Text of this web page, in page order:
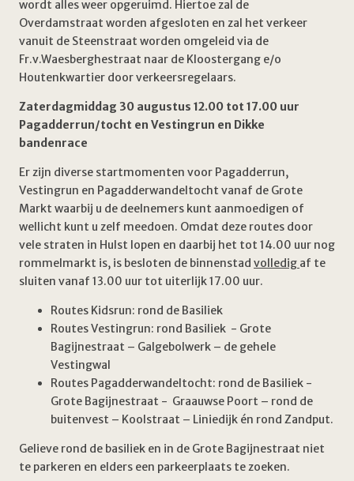
wordt alles weer opgeruimd. Hiertoe zal de
Overdamstraat worden afgesloten en zal het verkeer
vanuit de Steenstraat worden omgeleid via de
Fr.v.Waesberghestraat naar de Kloostergang e/o
Houtenkwartier door verkeersregelaars.
Zaterdagmiddag 30 augustus 12.00 tot 17.00 uur
Pagadderrun/tocht en Vestingrun en Dikke
bandenrace
Er zijn diverse startmomenten voor Pagadderrun,
Vestingrun en Pagadderwandeltocht vanaf de Grote
Markt waarbij u de deelnemers kunt aanmoedigen of
wellicht kunt u zelf meedoen. Omdat deze routes door
vele straten in Hulst lopen en daarbij het tot 14.00 uur nog
rommelmarkt is, is besloten de binnenstad volledig af te
sluiten vanaf 13.00 uur tot uiterlijk 17.00 uur.
Routes Kidsrun: rond de Basiliek
Routes Vestingrun: rond Basiliek - Grote
Bagijnestraat – Galgebolwerk – de gehele
Vestingwal
Routes Pagadderwandeltocht: rond de Basiliek -
Grote Bagijnestraat - Graauwse Poort – rond de
buitenvest – Koolstraat – Liniedijk én rond Zandput.
Gelieve rond de basiliek en in de Grote Bagijnestraat niet
te parkeren en elders een parkeerplaats te zoeken.